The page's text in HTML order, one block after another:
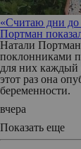
«Считаю дни до
Портман
Натали Портман
поклонниками
для них каждый
этот раз она
беременности.
вчера
Показать еще